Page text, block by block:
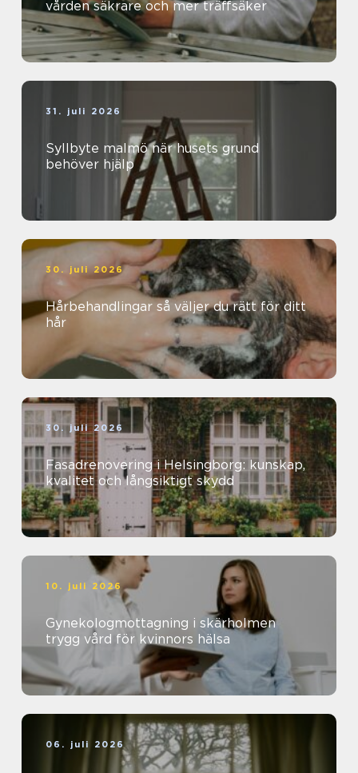
vården säkrare och mer träffsäker
31. juli 2026
Syllbyte malmö när husets grund
behöver hjälp
30. juli 2026
Hårbehandlingar så väljer du rätt för ditt
hår
30. juli 2026
Fasadrenovering i Helsingborg: kunskap,
kvalitet och långsiktigt skydd
10. juli 2026
Gynekologmottagning i skärholmen
trygg vård för kvinnors hälsa
06. juli 2026